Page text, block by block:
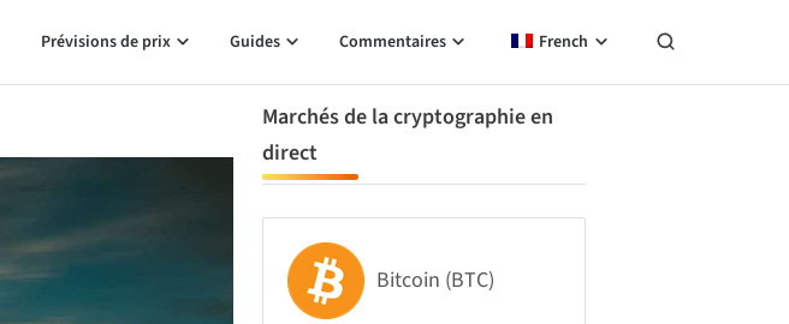
Prévisions de prix Guides Commentaires French
Marchés de la cryptographie en
direct
Bitcoin (BTC)